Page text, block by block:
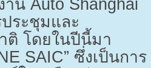
าน Auto Shanghai
ระชุมและ
ติ โดยในปีนี้มา
SAIC” ซึ่งเป็นการ